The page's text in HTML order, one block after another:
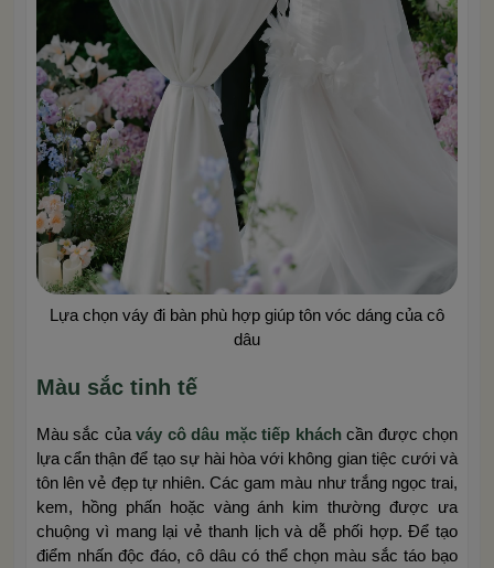
Lựa chọn váy đi bàn phù hợp giúp tôn vóc dáng của cô
dâu
Màu sắc tinh tế
Màu sắc củaváy cô dâu mặc tiếp kháchcần được chọn
lựa cẩn thận để tạo sự hài hòa với không gian tiệc cưới và
tôn lên vẻ đẹp tự nhiên. Các gam màu như trắng ngọc trai,
kem, hồng phấn hoặc vàng ánh kim thường được ưa
chuộng vì mang lại vẻ thanh lịch và dễ phối hợp. Để tạo
điểm nhấn độc đáo, cô dâu có thể chọn màu sắc táo bạo